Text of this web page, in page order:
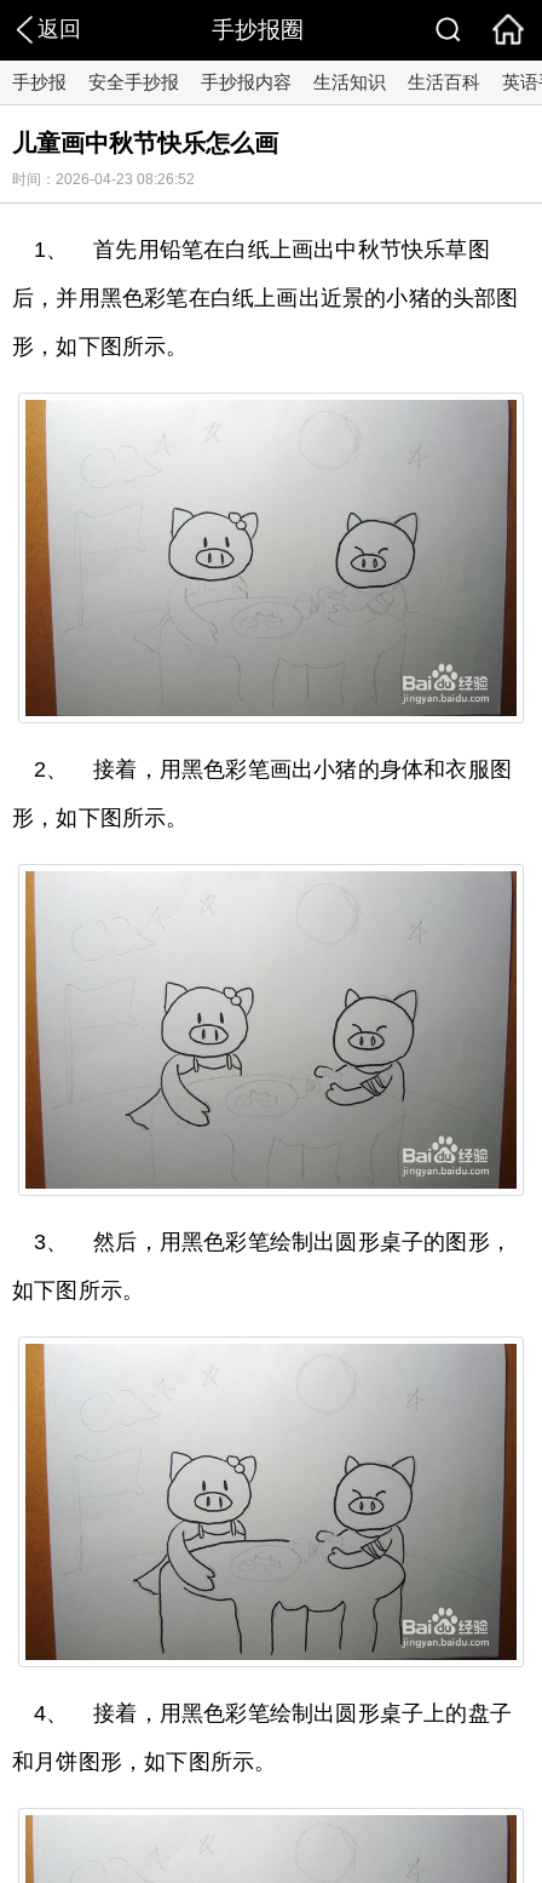
返回 手抄报圈
手抄报 安全手抄报 手抄报内容 生活知识 生活百科 英
儿童画中秋节快乐怎么画
时间：2026-04-23 08:26:52
1、 首先用铅笔在白纸上画出中秋节快乐草图
后，并用黑色彩笔在白纸上画出近景的小猪的头部图
形，如下图所示。
2、 接着，用黑色彩笔画出小猪的身体和衣服图
形，如下图所示。
3、 然后，用黑色彩笔绘制出圆形桌子的图形，
如下图所示。
4、 接着，用黑色彩笔绘制出圆形桌子上的盘子
和月饼图形，如下图所示。